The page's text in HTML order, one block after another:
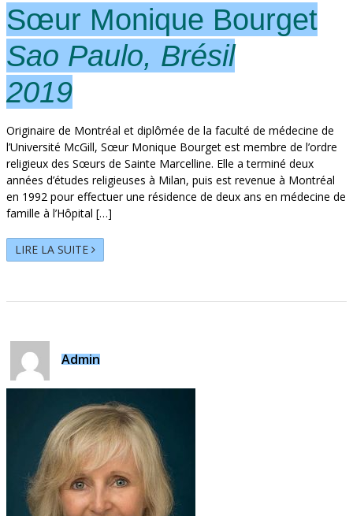
Sœur Monique Bourget
Sao Paulo, Brésil
2019
Originaire de Montréal et diplômée de la faculté de médecine de
l’Université McGill, Sœur Monique Bourget est membre de l’ordre
religieux des Sœurs de Sainte Marcelline. Elle a terminé deux
années d’études religieuses à Milan, puis est revenue à Montréal
en 1992 pour effectuer une résidence de deux ans en médecine de
famille à l’Hôpital […]
LIRE LA SUITE
Admin